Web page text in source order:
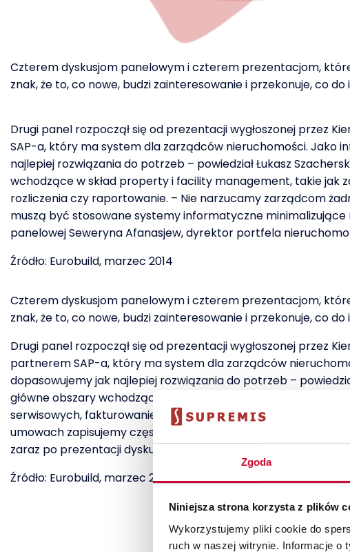
Zgoda
Niniejsza strona korzysta z plików
Wykorzystujemy pliki cookie do
ruch w naszej witrynie. Informacje o
Czterem dyskusjom panelowym i czterem prezentacjom,
znak, że to, co nowe, budzi zainteresowanie i przekonuje, co
Drugi panel rozpoczął się od prezentacji wygłoszonej przez
SAP-a, który ma system dla zarządców nieruchomości. Jako
najlepiej rozwiązania do potrzeb – powiedział Łukasz
wchodzące w skład property i facility management, takie jak
rozliczenia czy raportowanie. – Nie narzucamy zarządcom
muszą być stosowane systemy informatyczne
panelowej Seweryna Afanasjew, dyrektor portfela
Źródło: Eurobuild, marzec 2014
Czterem dyskusjom panelowym i czterem prezentacjom,
znak, że to, co nowe, budzi zainteresowanie i przekonuje, co
Drugi panel rozpoczął się od prezentacji wygłoszonej przez
partnerem SAP-a, który ma system dla zarządców
dopasowujemy jak najlepiej rozwiązania do potrzeb –
główne obszary wchodzące w skład property i facility
serwisowych, fakturowanie, rozliczenia czy raportowanie. –
umowach zapisujemy często, że muszą być stosowane
zaraz po prezentacji dyskusji panelowej Seweryna Afanasjew,
Źródło: Eurobuild, marzec 2014